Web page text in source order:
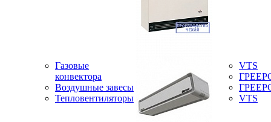
Газовые
конвектора
Воздушные завесы
Тепловентиляторы
VTS
VTS